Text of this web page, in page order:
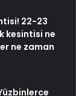
22-23
kesintisi ne
ne zaman